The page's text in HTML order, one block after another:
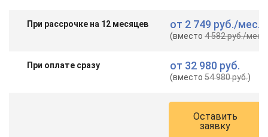
При рассрочке на 12 месяцев от 2 749 руб./мес.
(вместо4 582 руб./мес.
При оплате сразу от 32 980 руб.
(вместо54 980 руб.)
Оставить
заявку